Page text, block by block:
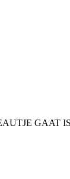
GAAT